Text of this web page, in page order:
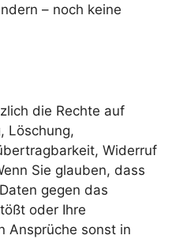
– noch keine
die Rechte auf
Löschung,
Widerruf
Sie glauben, dass
gegen das
oder Ihre
Ansprüche sonst in